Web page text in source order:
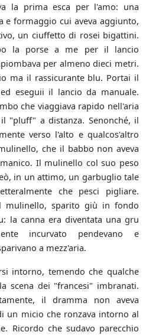
la prima esca per l'amo: una
e formaggio cui aveva aggiunto,
un ciuffetto di rosei bigattini.
la porse a me per il lancio
per almeno dieci metri.
ma il rassicurante blu. Portai il
eseguii il lancio da manuale.
che viaggiava rapido nell'aria
"pluff" a distanza. Senonché, il
verso l'alto e qualcos'altro
che il babbo non aveva
Il mulinello col suo peso
in un attimo, un garbuglio tale
che pesci pigliare.
mulinello, sparito giù in fondo
la canna era diventata una gru
incurvato pendevano e
a mezz'aria.
intorno, temendo che qualche
scena dei "francesi" imbranati.
il dramma non aveva
un micio che ronzava intorno al
Ricordo che sudavo parecchio